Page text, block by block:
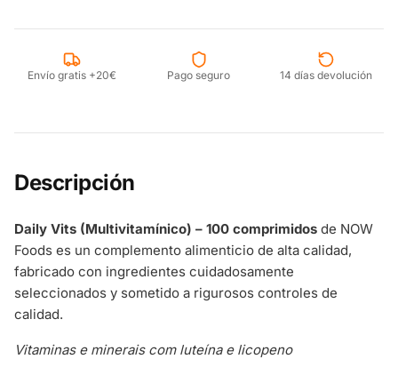
Envío gratis +20€ Pago seguro 14 días devolución
Descripción
Daily Vits (Multivitamínico) – 100 comprimidos de NOW
Foods es un complemento alimenticio de alta calidad,
fabricado con ingredientes cuidadosamente
seleccionados y sometido a rigurosos controles de
calidad.
Vitaminas e minerais com luteína e licopeno